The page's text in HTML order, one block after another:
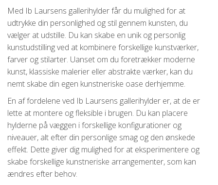
Med Ib Laursens gallerihylder får du mulighed for at
udtrykke din personlighed og stil gennem kunsten, du
vælger at udstille. Du kan skabe en unik og personlig
kunstudstilling ved at kombinere forskellige kunstværker,
farver og stilarter. Uanset om du foretrækker moderne
kunst, klassiske malerier eller abstrakte værker, kan du
nemt skabe din egen kunstneriske oase derhjemme.
En af fordelene ved Ib Laursens gallerihylder er, at de er
lette at montere og fleksible i brugen. Du kan placere
hylderne på væggen i forskellige konfigurationer og
niveauer, alt efter din personlige smag og den ønskede
effekt. Dette giver dig mulighed for at eksperimentere og
skabe forskellige kunstneriske arrangementer, som kan
ændres efter behov.